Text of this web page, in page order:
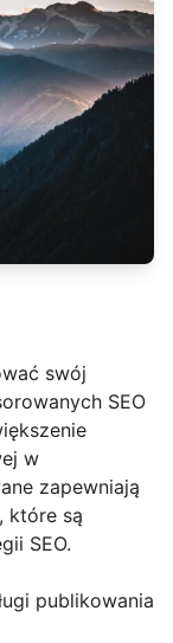
swój
SEO
w
zapewniają
które są
SEO.
publikowania